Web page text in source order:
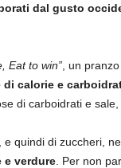
dal gusto
Eat to win”, un
di calorie e
di carboidrati e
, e quindi di zuccheri,
e verdure. Per non